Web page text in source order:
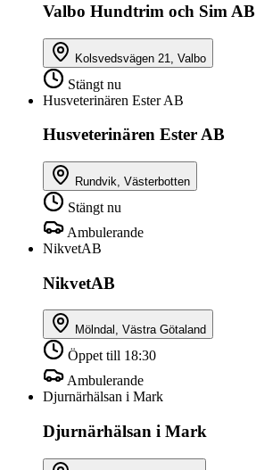
Valbo Hundtrim och Sim AB
Kolsvedsvägen 21, Valbo
Stängt nu
Husveterinären Ester AB
Husveterinären Ester AB
Rundvik, Västerbotten
Stängt nu
Ambulerande
NikvetAB
NikvetAB
Mölndal, Västra Götaland
Öppet till 18:30
Ambulerande
Djurnärhälsan i Mark
Djurnärhälsan i Mark